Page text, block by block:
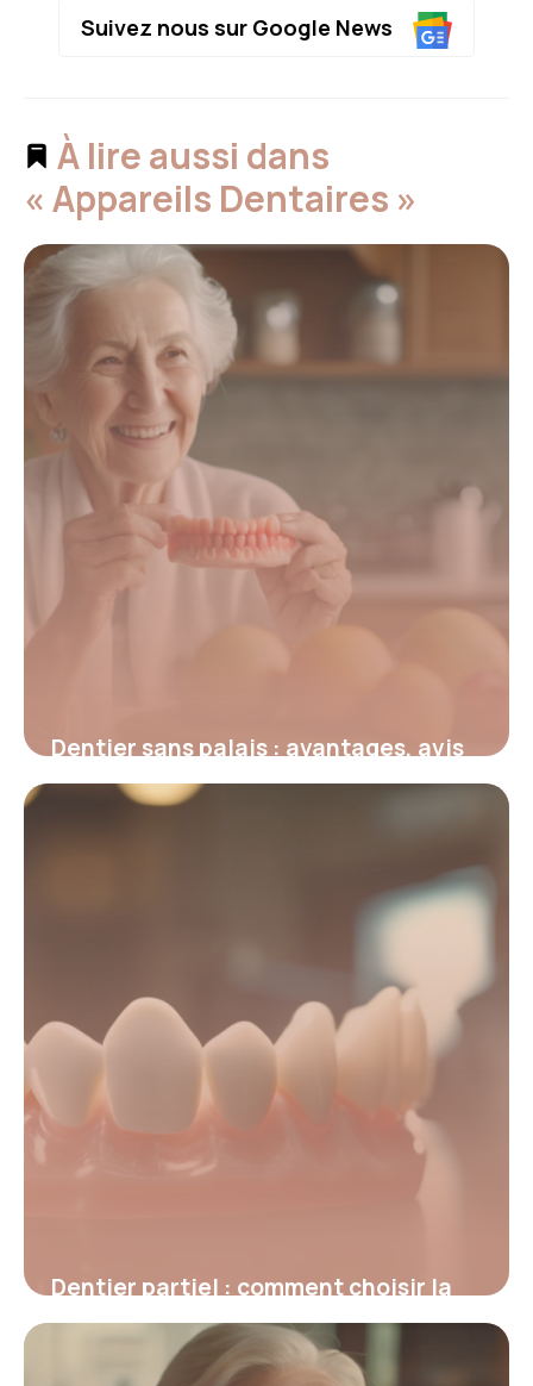
Suivez nous sur Google News
À lire aussi dans
« Appareils Dentaires »
Dentier sans palais : avantages, avis
et guide pour un choix optimal
Dentier partiel : comment choisir la
meilleure solution pour remplacer ses